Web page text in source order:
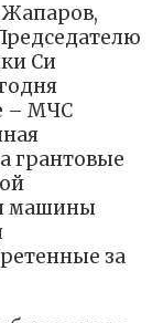
Си
– МЧС
грантовые
машины
за